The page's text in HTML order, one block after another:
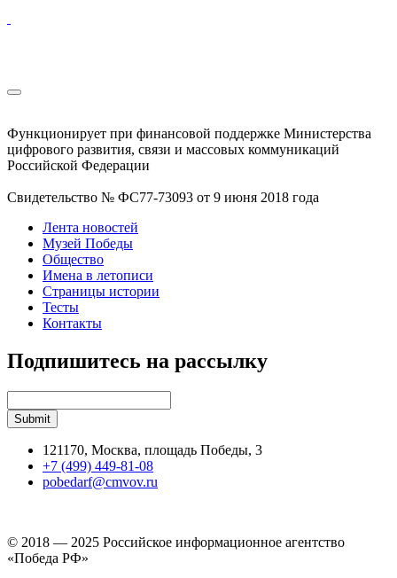
Функционирует при финансовой поддержке Министерства
цифрового развития, связи и массовых коммуникаций
Российской Федерации
Свидетельство № ФС77-73093 от 9 июня 2018 года
Лента новостей
Музей Победы
Общество
Имена в летописи
Страницы истории
Тесты
Контакты
Подпишитесь на рассылку
121170, Москва, площадь Победы, 3
+7 (499) 449-81-08
pobedarf@cmvov.ru
© 2018 — 2025 Российское информационное агентство
«Победа РФ»